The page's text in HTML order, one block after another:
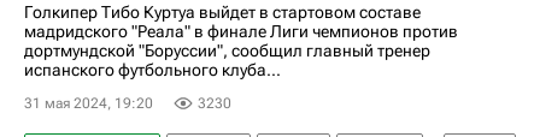
Голкипер Тибо Куртуа выйдет в стартовом составе
мадридского "Реала" в финале Лиги чемпионов против
дортмундской "Боруссии", сообщил главный тренер
испанского футбольного клуба...
31 мая 2024, 19:20 3230